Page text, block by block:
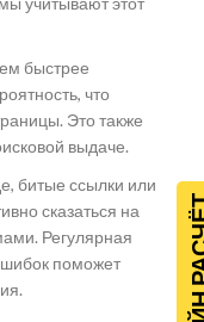
быстрее
что
Это также
выдаче.
битые ссылки или
сказаться на
Регулярная
поможет